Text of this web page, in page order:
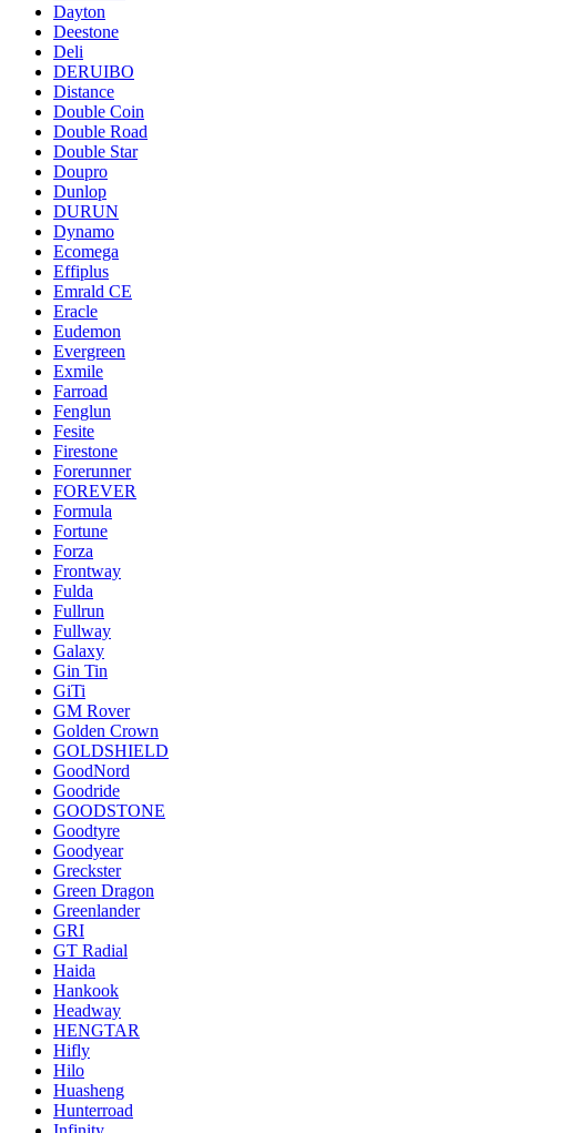
Dayton
Deestone
Deli
DERUIBO
Distance
Double Coin
Double Road
Double Star
Doupro
Dunlop
DURUN
Dynamo
Ecomega
Effiplus
Emrald СЕ
Eracle
Eudemon
Evergreen
Exmile
Farroad
Fenglun
Fesite
Firestone
Forerunner
FOREVER
Formula
Fortune
Forza
Frontway
Fulda
Fullrun
Fullway
Galaxy
Gin Tin
GiTi
GM Rover
Golden Crown
GOLDSHIELD
GoodNord
Goodride
GOODSTONE
Goodtyre
Goodyear
Greckster
Green Dragon
Greenlander
GRI
GT Radial
Haida
Hankook
Headway
HENGTAR
Hifly
Hilo
Huasheng
Hunterroad